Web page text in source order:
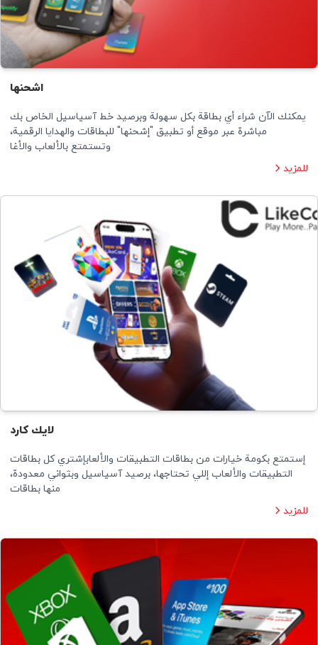
اشحنها
يمكنك الآن شراء أي بطاقة بكل سهولة وبرصيد خط آسیاسیل الخاص بك
مباشرة عبر موقع أو تطبيق "إشحنها" للبطاقات والهدايا الرقمية،
وتستمتع بالألعاب والأغا
للمزيد
لايك كارد
إستمتع بكومة خيارات من بطاقات التطبيقات والألعابإشتري كل بطاقات
التطبيقات والألعاب إللي تحتاجها، برصيد آسیاسیل وبثواني معدودة،
منها بطاقات
للمزيد